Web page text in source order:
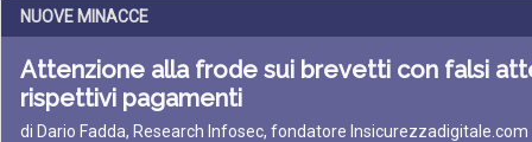
NUOVE MINACCE
Attenzione alla frode sui brevetti con falsi
rispettivi pagamenti
di Dario Fadda, Research Infosec, fondatore Insicurezzadigitale.com